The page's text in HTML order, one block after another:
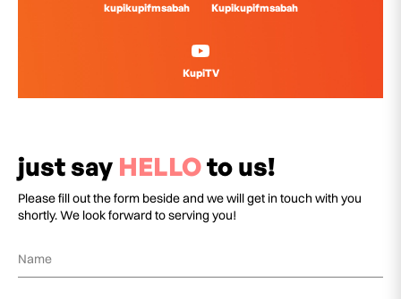
kupikupifmsabah Kupikupifmsabah
KupiTV
just say HELLOto us!
Please fill out the form beside and we will get in touch with you
shortly. We look forward to serving you!